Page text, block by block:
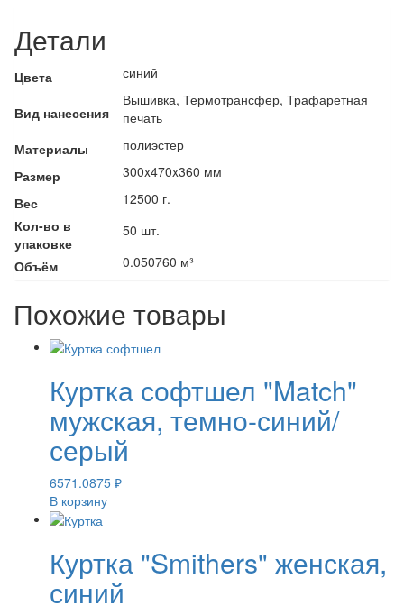
Детали
Цвета синий
Вид нанесения
Вышивка, Термотрансфер, Трафаретная
печать
Материалы
полиэстер
Размер
300x470x360 мм
Вес
12500 г.
Кол-во в
упаковке
50 шт.
Объём
0.050760 м³
Похожие товары
Куртка софтшел "Match"
мужская, темно-синий/
серый
6571.0875 ₽
В корзину
Куртка "Smithers" женская,
синий